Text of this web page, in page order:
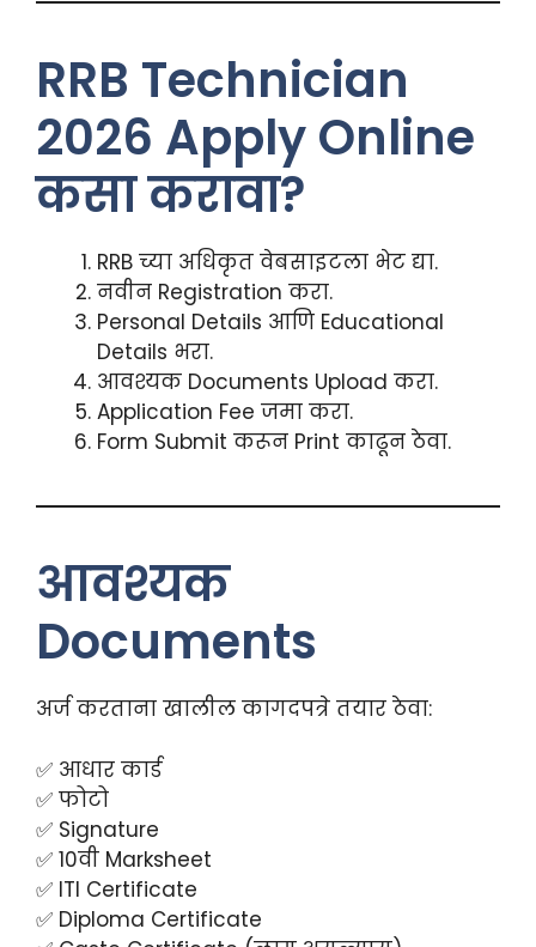
RRB Technician
2026 Apply Online
कसा करावा?
RRB च्या अधिकृत वेबसाइटला भेट द्या.
नवीन Registration करा.
Personal Details आणि Educational
Details भरा.
आवश्यक Documents Upload करा.
Application Fee जमा करा.
Form Submit करून Print काढून ठेवा.
आवश्यक
Documents
अर्ज करताना खालील कागदपत्रे तयार ठेवा:
✅ आधार कार्ड
✅ फोटो
✅ Signature
✅ 10वी Marksheet
✅ ITI Certificate
✅ Diploma Certificate